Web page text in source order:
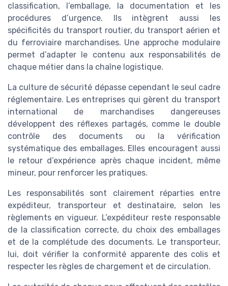
classification, l’emballage, la documentation et les
procédures d’urgence. Ils intègrent aussi les
spécificités du transport routier, du transport aérien et
du ferroviaire marchandises. Une approche modulaire
permet d’adapter le contenu aux responsabilités de
chaque métier dans la chaîne logistique.
La culture de sécurité dépasse cependant le seul cadre
réglementaire. Les entreprises qui gèrent du transport
international de marchandises dangereuses
développent des réflexes partagés, comme le double
contrôle des documents ou la vérification
systématique des emballages. Elles encouragent aussi
le retour d’expérience après chaque incident, même
mineur, pour renforcer les pratiques.
Les responsabilités sont clairement réparties entre
expéditeur, transporteur et destinataire, selon les
règlements en vigueur. L’expéditeur reste responsable
de la classification correcte, du choix des emballages
et de la complétude des documents. Le transporteur,
lui, doit vérifier la conformité apparente des colis et
respecter les règles de chargement et de circulation.